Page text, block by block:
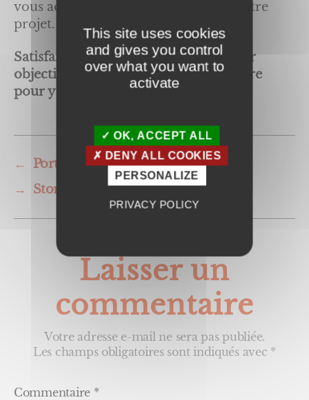
vous accompagner tout au long de votre
projet.
Satisfaire nos clients est notre premier
objectif, et nous mettons tout en œuvre
pour y parvenir !
←
Porte fenêtre sur-mesure
→
Store banne et volets
Laisser un
commentaire
Votre adresse e-mail ne sera pas publiée.
Les champs obligatoires sont indiqués avec *
Commentaire *
This site uses cookies
and gives you control
over what you want to
activate
OK, ACCEPT ALL
DENY ALL COOKIES
PERSONALIZE
PRIVACY POLICY